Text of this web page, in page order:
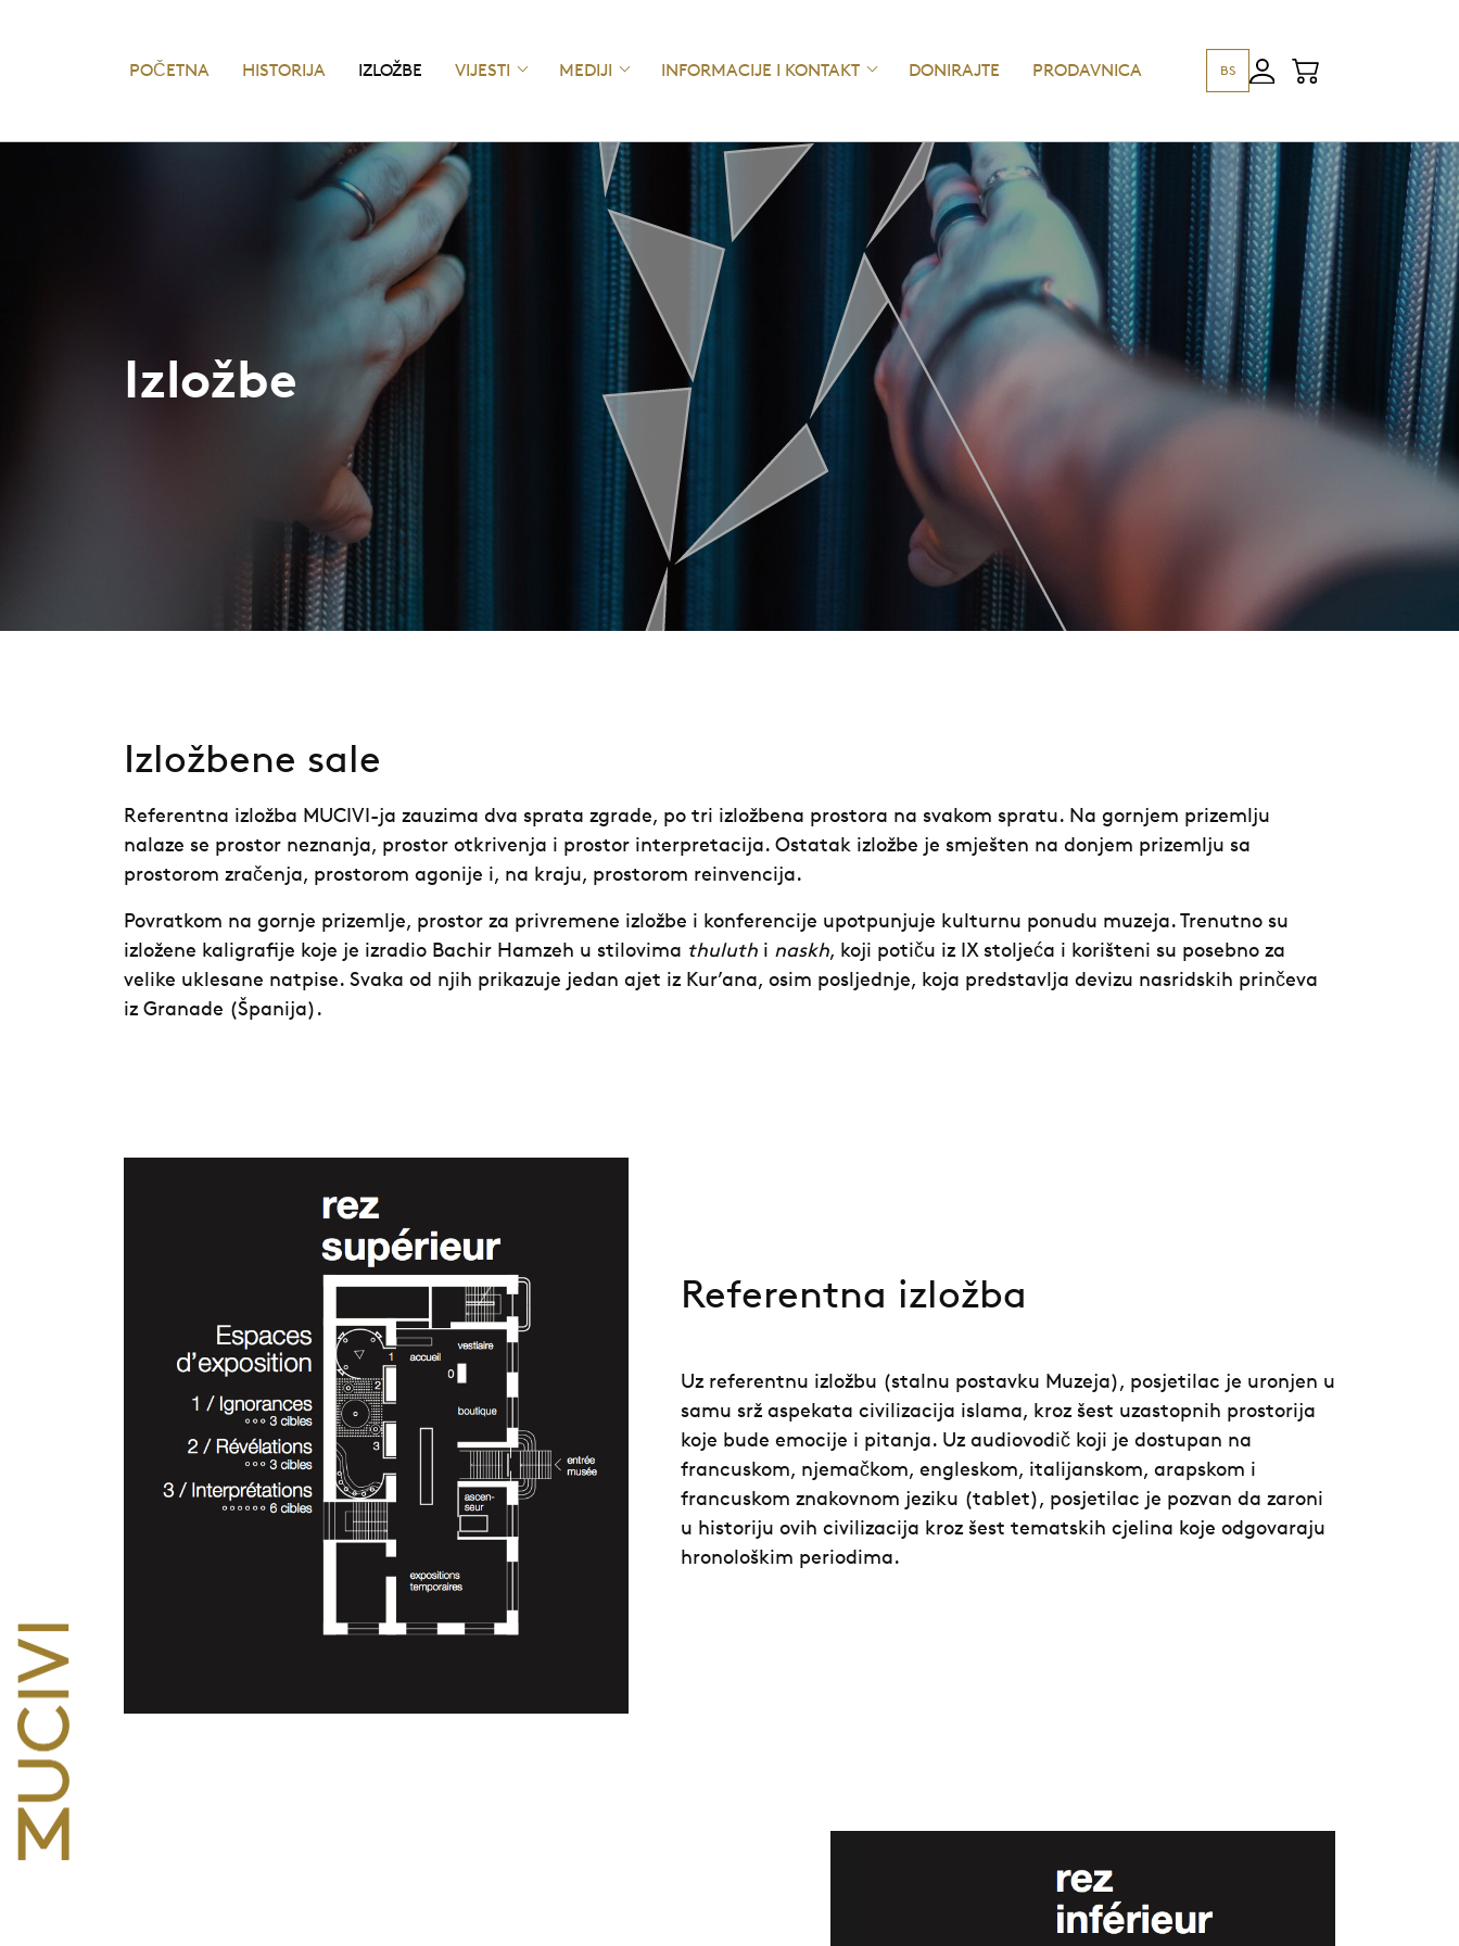
POČETNA HISTORIJA IZLOŽBE VIJESTI MEDIJI INFORMACIJE I KONTAKT DONIRAJTE PRODAVNICA BS
Izložbe
Izložbene sale
Referentna izložba MUCIVI-ja zauzima dva sprata zgrade, po tri izložbena prostora na svakom spratu. Na gornjem prizemlju
nalaze se prostor neznanja, prostor otkrivenja i prostor interpretacija. Ostatak izložbe je smješten na donjem prizemlju sa
prostorom zračenja, prostorom agonije i, na kraju, prostorom reinvencija.
Povratkom na gornje prizemlje, prostor za privremene izložbe i konferencije upotpunjuje kulturnu ponudu muzeja. Trenutno su
izložene kaligrafije koje je izradio Bachir Hamzeh u stilovima thuluth i naskh, koji potiču iz IX stoljeća i korišteni su posebno za
velike uklesane natpise. Svaka od njih prikazuje jedan ajet iz Kur’ana, osim posljednje, koja predstavlja devizu nasridskih prinčeva
iz Granade (Španija).
Referentna izložba
Uz referentnu izložbu (stalnu postavku Muzeja), posjetilac je uronjen u
samu srž aspekata civilizacija islama, kroz šest uzastopnih prostorija
koje bude emocije i pitanja. Uz audiovodič koji je dostupan na
francuskom, njemačkom, engleskom, italijanskom, arapskom i
francuskom znakovnom jeziku (tablet), posjetilac je pozvan da zaroni
u historiju ovih civilizacija kroz šest tematskih cjelina koje odgovaraju
hronološkim periodima.